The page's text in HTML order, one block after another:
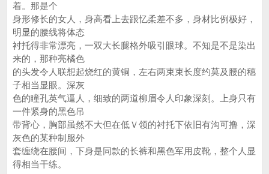
着。那是个
身形修长的女人，身高看上去跟忆柔差不多，身材比例极好，
明显的腰线将体态
衬托得非常漂亮，一双大长腿格外吸引眼球。不知是不是染出
来的，那种亮橘色
的头发令人联想起烧红的黄铜，左右两束束长度约莫及腰的穗
子相当显眼。深灰
色的瞳孔英气逼人，细致的两道柳眉令人印象深刻。上身只有
一件紧身的黑色吊
带背心，胸部虽然不大但在低Ｖ领的衬托下依旧有沟可撸，深
灰色的某种制服外
套缠绕在腰间，下身是同款的长裤和黑色军用皮靴，整个人显
得相当干练。